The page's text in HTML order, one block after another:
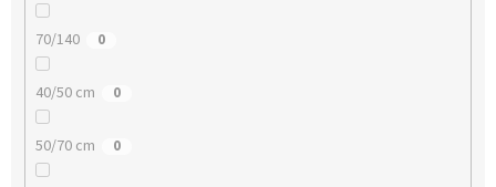
70/140 0
40/50 cm 0
50/70 cm 0